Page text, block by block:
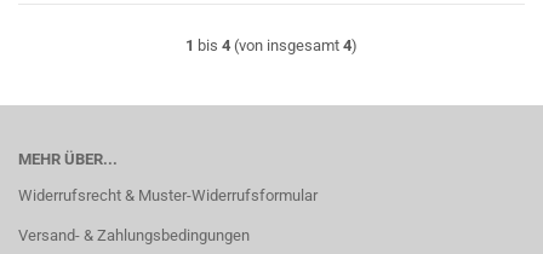
1 bis 4 (von insgesamt 4)
MEHR ÜBER...
Widerrufsrecht & Muster-Widerrufsformular
Versand- & Zahlungsbedingungen